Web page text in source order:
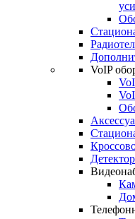
VoIP